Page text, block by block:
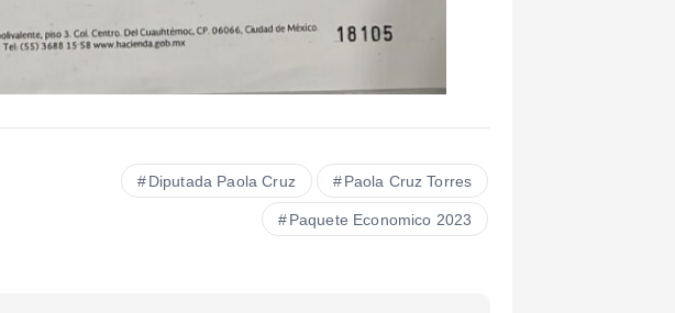
Diputada Paola Cruz Paola Cruz Torres
Paquete Economico 2023